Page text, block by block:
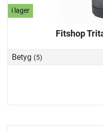
i lager
Fitshop
Betyg (5)